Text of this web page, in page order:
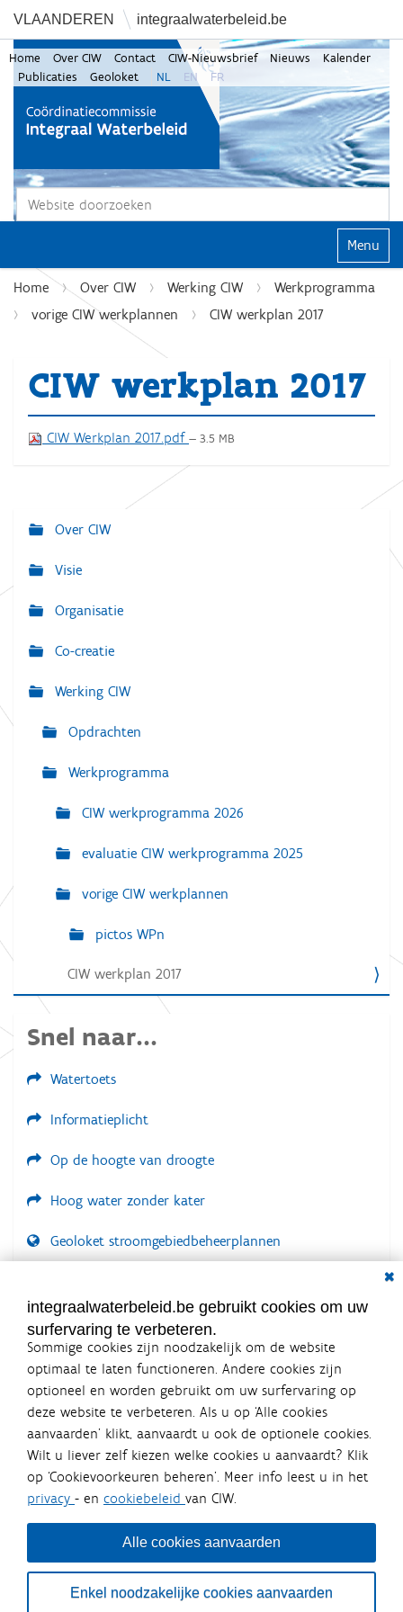
VLAANDEREN integraalwaterbeleid.be
Zoek
Home Over CIW Contact CIW-Nieuwsbrief Nieuws
Kalender
Publicaties
Geoloket NL EN FR
Klap
Home Over CIW Werking CIW
Werkprogramma
vorige CIW werkplannen
CIW werkplan 2017
CIW werkplan 2017
CIW Werkplan 2017.pdf — 3.5 MB
N
a
i
g
t
Over CIW
Visie
Organisatie
Co-creatie
Werking CIW
Opdrachten
Werkprogramma
CIW werkprogramma 2026
evaluatie CIW werkprogramma 2025
vorige CIW werkplannen
pictos WPn
CIW werkplan 2017
Snel naar...
Watertoets
Informatieplicht
Op de hoogte van droogte
Hoog water zonder kater
Geoloket stroomgebiedbeheerplannen
LOGIN VEREIST
integraalwaterbeleid.be gebruikt cookies om uw
surfervaring te verbeteren.
Sommige cookies zijn noodzakelijk om de website
optimaal te laten functioneren. Andere cookies zijn
optioneel en worden gebruikt om uw surfervaring op
deze website te verbeteren. Als u op ‘Alle cookies
aanvaarden’ klikt, aanvaardt u ook de optionele cookies.
Wilt u liever zelf kiezen welke cookies u aanvaardt? Klik
op ‘Cookievoorkeuren beheren’. Meer info leest u in het
privacy - en cookiebeleid van CIW.
Alle cookies aanvaarden
Enkel noodzakelijke cookies aanvaarden
Integraalwaterbeleid.be is een
officiële website van de Vlaamse
overheid
uitgegeven door Coördinatiecommissie Integraal
Waterbeleid
De Coördinatiecommissie Integraal Waterbeleid (CIW) is een
bestuursniveaus die bij het waterbeleid betrokken zijn. Ook
waterbedrijven nemen deel aan het overleg. Deze
samenwerking zorgt voor een gecoördineerde en
geïntegreerde aanpak van het waterbeleid en waterbeheer
in Vlaanderen.